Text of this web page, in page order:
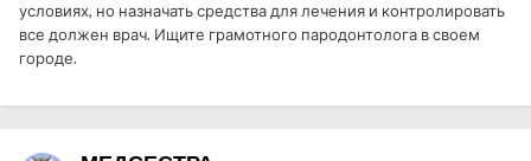
условиях, но назначать средства для лечения и контролировать
все должен врач. Ищите грамотного пародонтолога в своем
городе.